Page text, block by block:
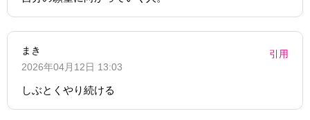
まき
2026年04月12日 13:03
引用
しぶとくやり続ける